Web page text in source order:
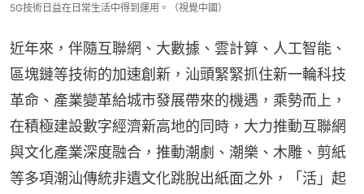
5G技術日益在日常生活中得到運用。（視覺中國）
近年來，伴隨互聯網、大數據、雲計算、人工智能、
區塊鏈等技術的加速創新，汕頭緊緊抓住新一輪科技
革命、產業變革給城市發展帶來的機遇，乘勢而上，
在積極建設數字經濟新高地的同時，大力推動互聯網
與文化產業深度融合，推動潮劇、潮樂、木雕、剪紙
等多項潮汕傳統非遺文化跳脫出紙面之外，「活」起